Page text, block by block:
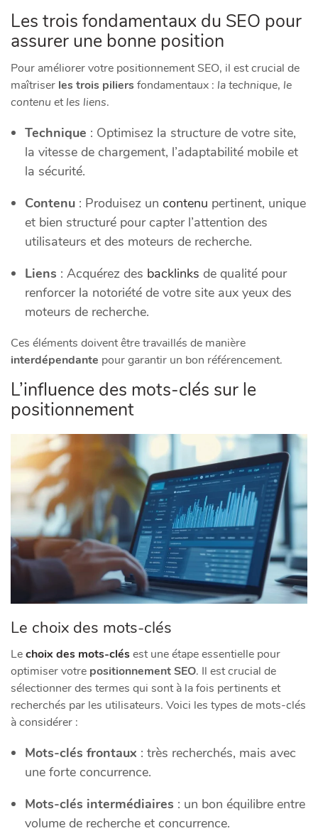
Les trois fondamentaux du SEO pour
assurer une bonne position
Pour améliorer votre positionnement SEO, il est crucial de
maîtriser les trois piliersfondamentaux : la technique, le
contenu etles liens.
Technique : Optimisez la structure de votre site,
la vitesse de chargement, l’adaptabilité mobile et
la sécurité.
Contenu : Produisez un contenu pertinent, unique
et bien structuré pour capter l’attention des
utilisateurs et des moteurs de recherche.
Liens : Acquérez des backlinks de qualité pour
renforcer la notoriété de votre site aux yeux des
moteurs de recherche.
Ces éléments doivent être travaillés de manière
interdépendante pour garantir un bon référencement.
L’influence des mots-clés sur le
positionnement
Le choix des mots-clés
Lechoix des mots-clésest une étape essentielle pour
optimiser votre positionnement SEO. Il est crucial de
sélectionner des termes qui sont à la fois pertinents et
recherchés par les utilisateurs. Voici les types de mots-clés
à considérer :
Mots-clés frontaux : très recherchés, mais avec
une forte concurrence.
Mots-clés intermédiaires : un bon équilibre entre
volume de recherche et concurrence.